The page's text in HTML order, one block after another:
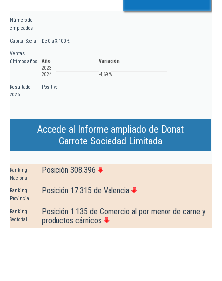
Número de
empleados
Capital Social De 0 a 3.100 €
Ventas
últimos años
Año
Variación
2023
2024
-4,69 %
Resultado
2025
Positivo
Accede al Informe ampliado de Donat
Garrote Sociedad Limitada
Ranking
Nacional
Posición 308.396
Ranking
Provincial
Posición 17.315 de Valencia
Ranking
Sectorial
Posición 1.135 de Comercio al por menor de carne y
productos cárnicos